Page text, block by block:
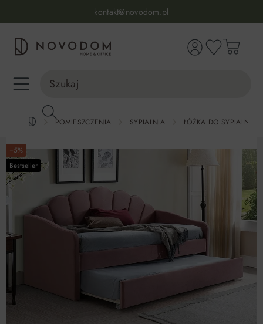
kontakt@novodom.pl
Dostawa z wniesieniem
30 dni na zwrot lub wymianę
98% zadowolonych klientów
POMIESZCZENIA SYPIALNIA ŁÓŻKA DO SYPIALNI
−5%
Bestseller